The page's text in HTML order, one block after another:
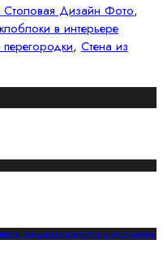
Столовая Дизайн Фото,
в интерьере
, Стена из
создание комфорта и эргономики